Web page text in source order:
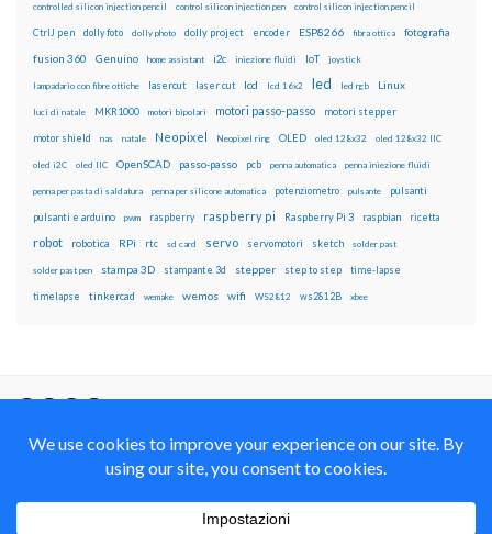
controlled silicon injection pencil control silicon injection pen control silicon injection pencil
CtrlJ pen dolly foto dolly photo dolly project encoder ESP8266 fibra ottica fotografia
fusion 360 Genuino home assistant i2c iniezione fluidi IoT joystick
lampadario con fibre ottiche lasercut laser cut lcd lcd 16x2 led led rgb Linux
luci di natale MKR1000 motori bipolari motori passo-passo motori stepper
motor shield nas natale Neopixel Neopixel ring OLED oled 128x32 oled 128x32 IIC
oled i2C oled IIC OpenSCAD passo-passo pcb penna automatica penna iniezione fluidi
penna per pasta di saldatura penna per silicone automatica potenziometro pulsante pulsanti
pulsanti e arduino pwm raspberry raspberry pi Raspberry Pi 3 raspbian ricetta
robot robotica RPi rtc sd card servo servomotori sketch solder past
solder past pen stampa 3D stampante 3d stepper step to step time-lapse
timelapse tinkercad wemake wemos wifi WS2812 ws2812B xbee
Alike 4.0 International